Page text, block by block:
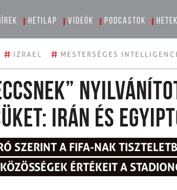
Hetilap Videók Podcastok
# IZRAEL # MESTERSÉGES
Irán és
SZERINT A FIFA-NAK
ÉRTÉKEIT A